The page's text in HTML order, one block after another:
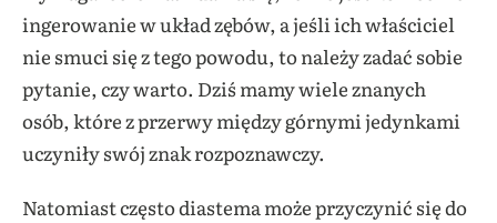
ingerowanie w układ zębów, a jeśli ich właściciel
nie smuci się z tego powodu, to należy zadać sobie
pytanie, czy warto. Dziś mamy wiele znanych
osób, które z przerwy między górnymi jedynkami
uczyniły swój znak rozpoznawczy.
Natomiast często diastema może przyczynić się do